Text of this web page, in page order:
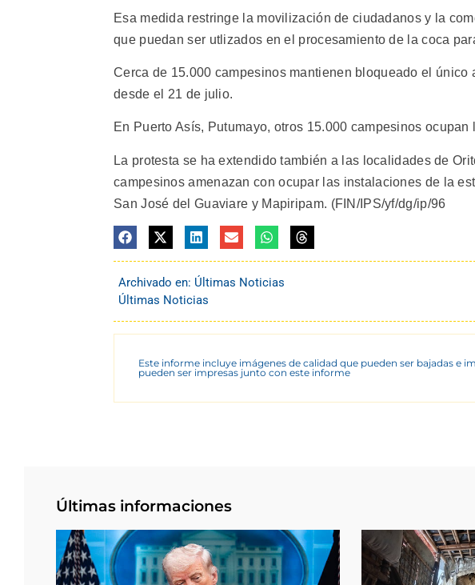
Esa medida restringe la movilización de ciudadanos y la
que puedan ser utlizados en el procesamiento de la coca
Cerca de 15.000 campesinos mantienen bloqueado el único
desde el 21 de julio.
En Puerto Asís, Putumayo, otros 15.000 campesinos
La protesta se ha extendido también a las localidades de
campesinos amenazan con ocupar las instalaciones de la
San José del Guaviare y Mapiripam. (FIN/IPS/yf/dg/ip/96
Archivado en: Últimas Noticias
Últimas Noticias
Este informe incluye imágenes de calidad que pueden ser bajadas e
pueden ser impresas junto con este informe
Últimas informaciones